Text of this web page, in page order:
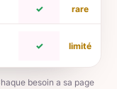
✓ rare
✓ limité
besoin a sa page